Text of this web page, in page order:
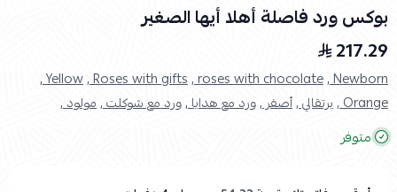
بوكس ورد فاصلة أهلا أيها الصغير
217.29
Newborn ,
roses with chocolate ,
Roses with gifts ,
Yellow ,
Orange , برتقالي ,أصفر ,ورد مع هدايا ,ورد مع شوكلت ,مولود ,
متوفر